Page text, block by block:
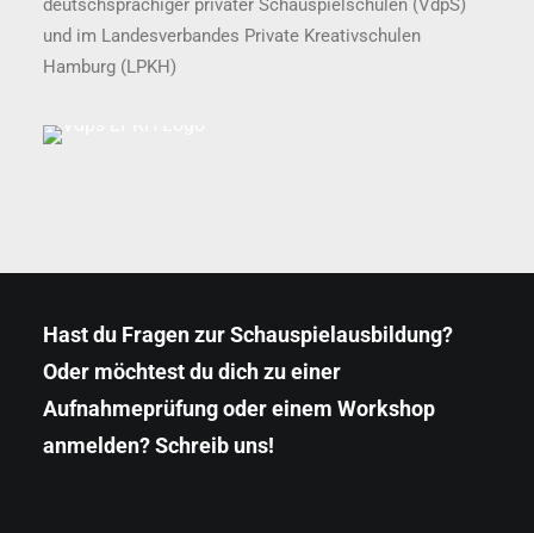
deutschsprachiger privater Schauspielschulen (VdpS)
und im Landesverbandes Private Kreativschulen
Hamburg (LPKH)
Hast du Fragen zur Schauspielausbildung?
Oder möchtest du dich zu einer
Aufnahmeprüfung oder einem Workshop
anmelden? Schreib uns!